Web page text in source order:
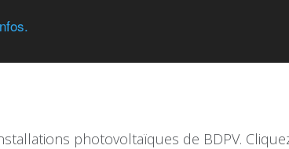
photovoltaïques de BDPV.